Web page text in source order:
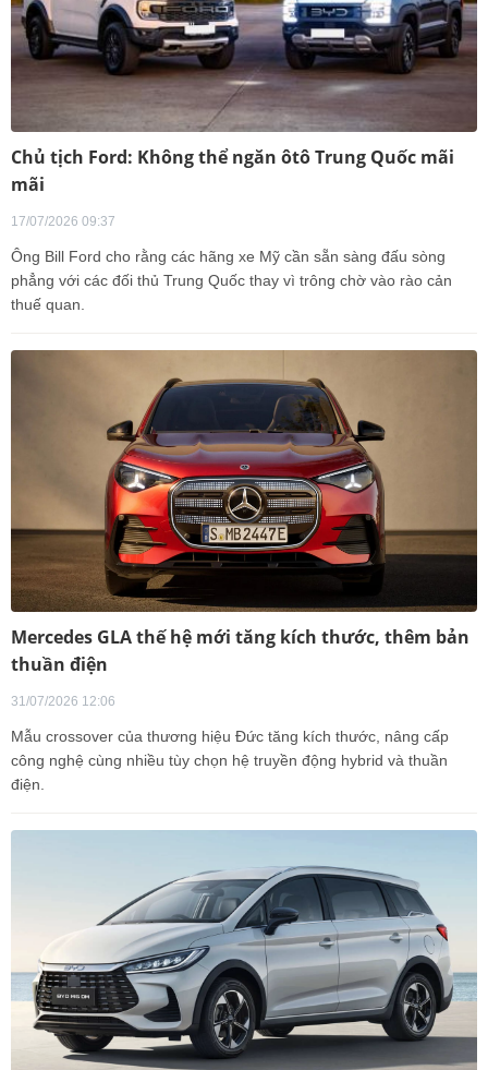
Chủ tịch Ford: Không thể ngăn ôtô Trung Quốc mãi
mãi
17/07/2026 09:37
Ông Bill Ford cho rằng các hãng xe Mỹ cần sẵn sàng đấu sòng
phẳng với các đối thủ Trung Quốc thay vì trông chờ vào rào cản
thuế quan.
Mercedes GLA thế hệ mới tăng kích thước, thêm bản
thuần điện
31/07/2026 12:06
Mẫu crossover của thương hiệu Đức tăng kích thước, nâng cấp
công nghệ cùng nhiều tùy chọn hệ truyền động hybrid và thuần
điện.